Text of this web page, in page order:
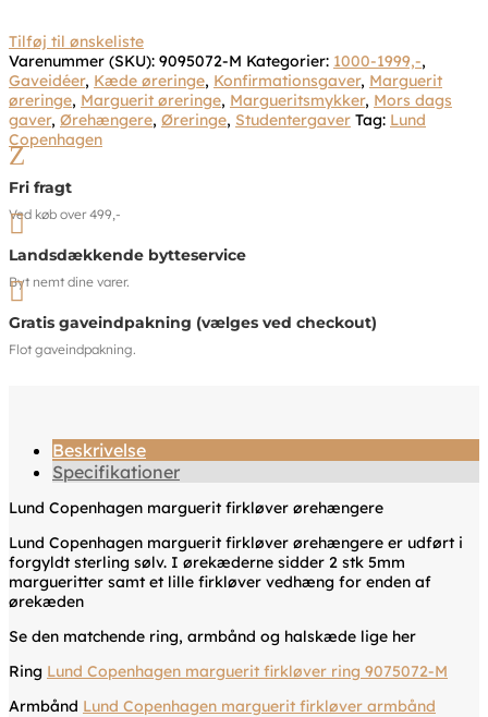
Tilføj til ønskeliste
Varenummer (SKU): 9095072-M Kategorier: 1000-1999,-,
Gaveidéer, Kæde øreringe, Konfirmationsgaver, Marguerit
øreringe, Marguerit øreringe, Margueritsmykker, Mors dags
gaver, Ørehængere, Øreringe, Studentergaver Tag: Lund
Copenhagen
Z
Fri fragt
Ved køb over 499,-

Landsdækkende bytteservice
Byt nemt dine varer.

Gratis gaveindpakning (vælges ved checkout)
Flot gaveindpakning.
Beskrivelse
Specifikationer
Lund Copenhagen marguerit firkløver ørehængere
Lund Copenhagen marguerit firkløver ørehængere er udført i
forgyldt sterling sølv. I ørekæderne sidder 2 stk 5mm
margueritter samt et lille firkløver vedhæng for enden af
ørekæden
Se den matchende ring, armbånd og halskæde lige her
Ring Lund Copenhagen marguerit firkløver ring 9075072-M
Armbånd Lund Copenhagen marguerit firkløver armbånd